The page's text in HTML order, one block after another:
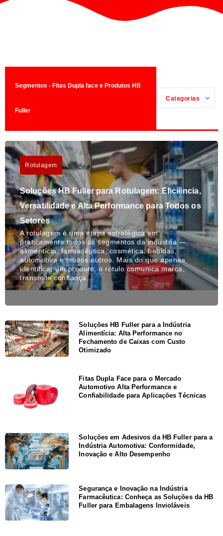
Segmentos - Fitas Dupla face e Produtos HB
Fuller
Categorias
Rotulagem
Soluções HB Fuller para Rotulagem: Eficiência,
Versatilidade e Alta Performance para Todos os
Setores
A rotulagem é uma etapa estratégica em
praticamente todos os segmentos da indústria —
alimentícia, farmacêutica, cosmética, bebidas,
automotiva e muitos outros. Mais do que apenas
identificar um produto, o rótulo comunica marca,
transmite confiança…
Soluções HB Fuller para a Indústria
Alimentícia: Alta Performance no
Fechamento de Caixas com Custo
Otimizado
Fitas Dupla Face para o Mercado
Automotivo Alta Performance e
Confiabilidade para Aplicações Técnicas
Soluções em Adesivos da HB Fuller para a
Indústria Automotiva: Conformidade,
Inovação e Alto Desempenho
Segurança e Inovação na Indústria
Farmacêutica: Conheça as Soluções da HB
Fuller para Embalagens Invioláveis